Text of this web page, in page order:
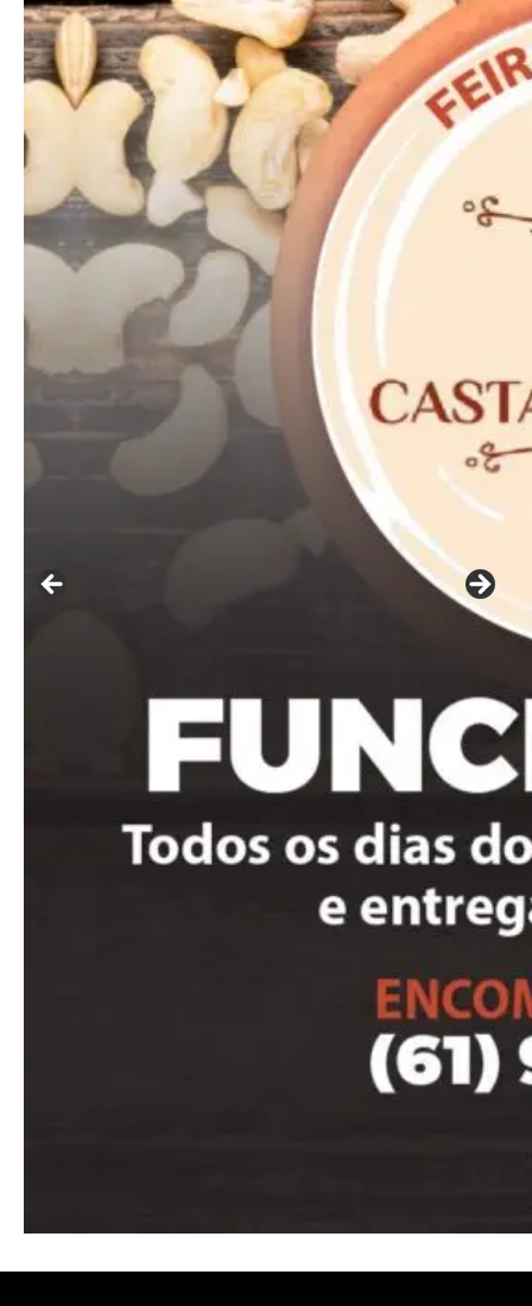
━ pricing plans
Included for free:
Etiam est nibh, lobortis sit
Praesent euismod ac
Ut mollis pellentesque tortor
Nullam eu erat condimentum
Donec quis est ac felis
Orci varius natoque dolor
Full member access:
Ut mollis pellentesque tortor
Nullam eu erat condimentum
Donec quis est ac felis
Orci varius natoque dolor